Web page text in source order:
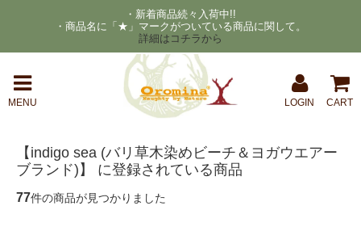
・新着商品続々入荷中!!
・商品名に「★」マークがついている商品に関して。
詳細はコチラから
MENU LOGIN CART
【indigo sea (バリ草木染めビーチ＆ヨガウエアー
ブランド)】 に登録されている商品
77件の商品が見つかりました